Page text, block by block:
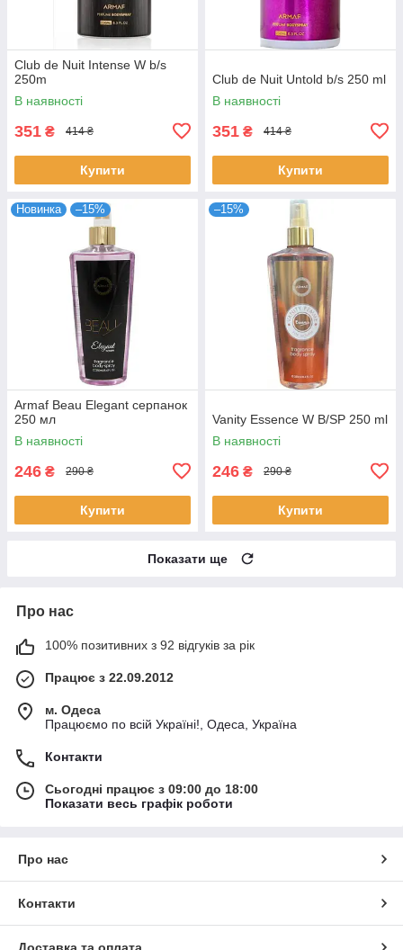
Club de Nuit Intense W b/s
250m
В наявності
351 ₴ 414 ₴
Купити
Club de Nuit Untold b/s 250 ml
В наявності
351 ₴ 414 ₴
Купити
Новинка –15%
Armaf Beau Elegant серпанок
250 мл
В наявності
246 ₴ 290 ₴
Купити
–15%
Vanity Essence W B/SP 250 ml
В наявності
246 ₴ 290 ₴
Купити
Показати ще
Про нас
100% позитивних з 92 відгуків за рік
Працює з 22.09.2012
м. Одеса
Працюємо по всій Україні!, Одеса, Україна
Контакти
Сьогодні працює з 09:00 до 18:00
Показати весь графік роботи
Про нас
Контакти